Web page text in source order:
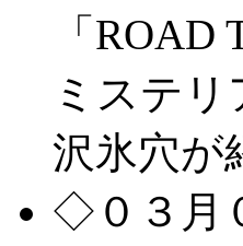
「
ミステ
沢氷穴が
◇０３月